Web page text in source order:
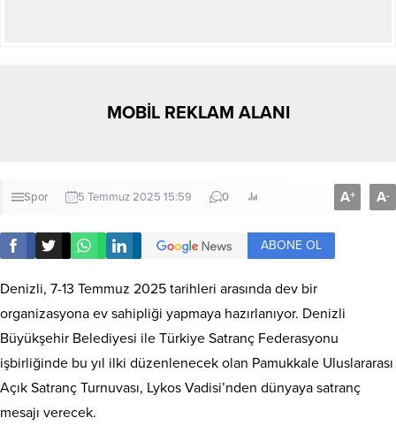
MOBİL REKLAM ALANI
Spor 5 Temmuz 2025 15:59 0 A+ A-
ABONE OL
Denizli, 7-13 Temmuz 2025 tarihleri arasında dev bir
organizasyona ev sahipliği yapmaya hazırlanıyor. Denizli
Büyükşehir Belediyesi ile Türkiye Satranç Federasyonu
işbirliğinde bu yıl ilki düzenlenecek olan Pamukkale Uluslararası
Açık Satranç Turnuvası, Lykos Vadisi’nden dünyaya satranç
mesajı verecek.